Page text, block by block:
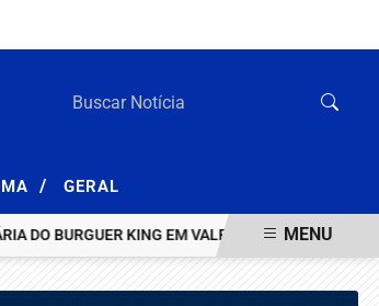
/ GERAL
KING EM VALPARAÍSO HOMEM
MENU